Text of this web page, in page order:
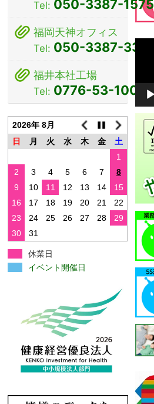
Tel: 050-3387-1575
福岡天神オフィス
Tel: 050-3387-3381
福井本社工場
Tel: 0776-53-1000
2026年 8月
日
月 火 水 木 金
土
1
2
3 4 5 6 7
8
9
10 11 12 13 14
15
16
17 18 19 20 21
22
23
24 25 26 27 28
29
30
31
休業日
イベント開催日
動
レ
ー
ヤ